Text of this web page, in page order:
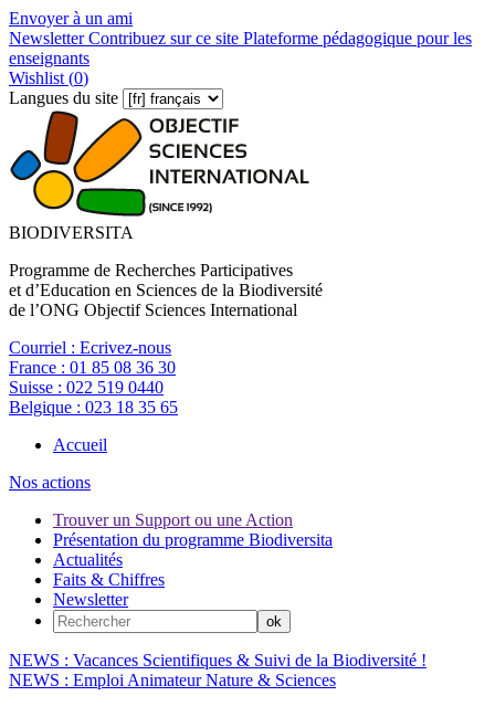
Envoyer à un ami
NewsletterContribuez sur ce site Plateforme pédagogique pour les
enseignants
Wishlist (0)
Langues du site
BIODIVERSITA
Programme de Recherches Participatives
et d’Education en Sciences de la Biodiversité
de l’ONG Objectif Sciences International
Courriel : Ecrivez-nous
France : 01 85 08 36 30
Suisse : 022 519 0440
Belgique : 023 18 35 65
Accueil
Nos actions
Trouver un Support ou une Action
Présentation du programme Biodiversita
Actualités
Faits & Chiffres
Newsletter
NEWS : Vacances Scientifiques & Suivi de la Biodiversité !
NEWS : Emploi Animateur Nature & Sciences